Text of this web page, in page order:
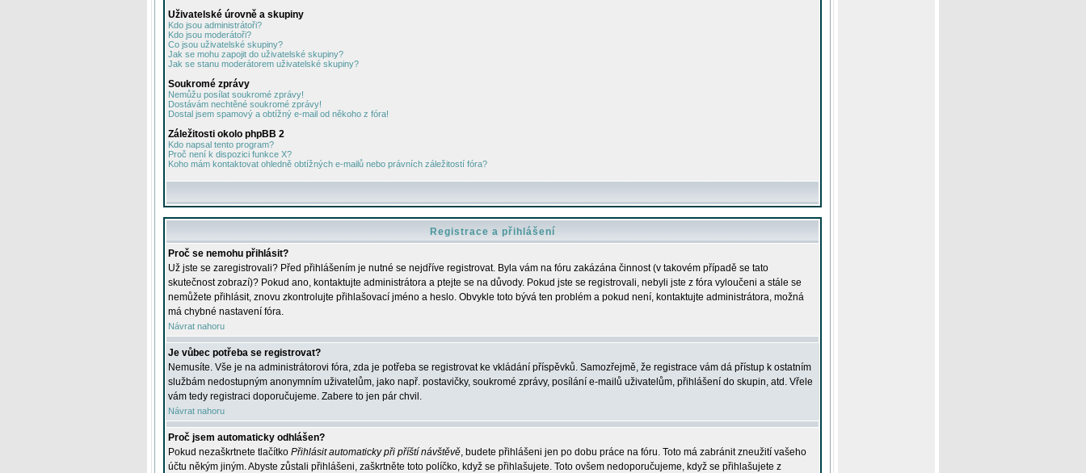
Uživatelské úrovně a skupiny
Kdo jsou administrátoři?
Kdo jsou moderátoři?
Co jsou uživatelské skupiny?
Jak se mohu zapojit do uživatelské skupiny?
Jak se stanu moderátorem uživatelské skupiny?
Soukromé zprávy
Nemůžu posílat soukromé zprávy!
Dostávám nechtěné soukromé zprávy!
Dostal jsem spamový a obtížný e-mail od někoho z fóra!
Záležitosti okolo phpBB 2
Kdo napsal tento program?
Proč není k dispozici funkce X?
Koho mám kontaktovat ohledně obtížných e-mailů nebo právních záležitostí fóra?
Registrace a přihlášení
Proč se nemohu přihlásit?
Už jste se zaregistrovali? Před přihlášením je nutné se nejdříve registrovat. Byla vám na fóru zakázána činnost (v takovém případě se tato
skutečnost zobrazí)? Pokud ano, kontaktujte administrátora a ptejte se na důvody. Pokud jste se registrovali, nebyli jste z fóra vyloučeni a stále se
nemůžete přihlásit, znovu zkontrolujte přihlašovací jméno a heslo. Obvykle toto bývá ten problém a pokud není, kontaktujte administrátora, možná
má chybné nastavení fóra.
Návrat nahoru
Je vůbec potřeba se registrovat?
Nemusíte. Vše je na administrátorovi fóra, zda je potřeba se registrovat ke vkládání příspěvků. Samozřejmě, že registrace vám dá přístup k ostatním
službám nedostupným anonymním uživatelům, jako např. postavičky, soukromé zprávy, posílání e-mailů uživatelům, přihlášení do skupin, atd. Vřele
vám tedy registraci doporučujeme. Zabere to jen pár chvil.
Návrat nahoru
Proč jsem automaticky odhlášen?
Pokud nezaškrtnete tlačítko Přihlásit automaticky při příští návštěvě, budete přihlášeni jen po dobu práce na fóru. Toto má zabránit zneužití vašeho
účtu někým jiným. Abyste zůstali přihlášeni, zaškrtněte toto políčko, když se přihlašujete. Toto ovšem nedoporučujeme, když se přihlašujete z